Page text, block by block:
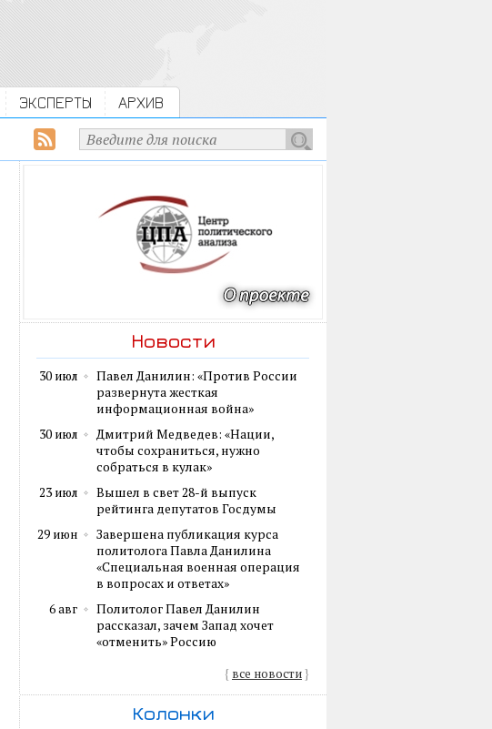
ЭКСПЕРТЫ АРХИВ
Новости
30 июл
Павел Данилин: «Против России
развернута жесткая
информационная война»
30 июл
Дмитрий Медведев: «Нации,
чтобы сохраниться, нужно
собраться в кулак»
23 июл
Вышел в свет 28-й выпуск
рейтинга депутатов Госдумы
29 июн
Завершена публикация курса
политолога Павла Данилина
«Специальная военная операция
в вопросах и ответах»
6 авг
Политолог Павел Данилин
рассказал, зачем Запад хочет
«отменить» Россию
{ все новости}
Колонки